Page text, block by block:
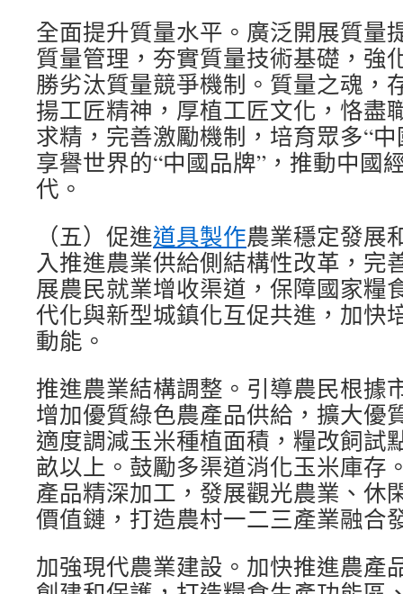
全面提升質量水平。廣泛開展質量
質量管理，夯實質量技術基礎，強
勝劣汰質量競爭機制。質量之魂，
揚工匠精神，厚植工匠文化，恪盡
求精，完善激勵機制，培育眾多“
享譽世界的“中國品牌”，推動中國
代。
（五）促進道具製作農業穩定發展
入推進農業供給側結構性改革，完
展農民就業增收渠道，保障國家糧
代化與新型城鎮化互促共進，加快
動能。
推進農業結構調整。引導農民根據
增加優質綠色農產品供給，擴大優
適度調減玉米種植面積，糧改飼試
畝以上。鼓勵多渠道消化玉米庫存
產品精深加工，發展觀光農業、休
價值鏈，打造農村一二三產業融合
加強現代農業建設。加快推進農產